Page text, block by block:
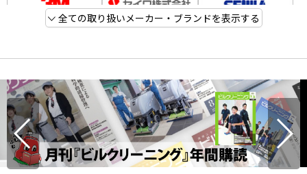
全ての取り扱いメーカー・ブランドを表示する